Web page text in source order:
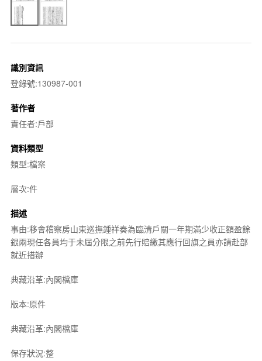
識別資訊
登錄號:130987-001
著作者
責任者:戶部
資料類型
類型:檔案
層次:件
描述
事由:移會稽察房山東巡撫鍾祥奏為臨清戶關一年期滿少收正額盈餘
銀兩現任各員均于未屆分限之前先行賠繳其應行回旗之員亦請赴部
就近措辦
典藏沿革:內閣檔庫
版本:原件
典藏沿革:內閣檔庫
保存狀況:整